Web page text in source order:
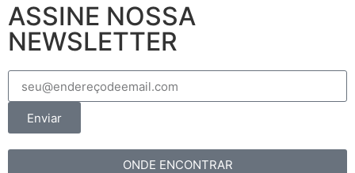
ASSINE NOSSA
NEWSLETTER
Enviar
ONDE ENCONTRAR